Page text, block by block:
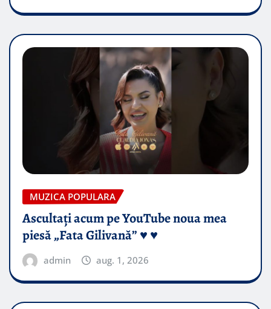
MUZICA POPULARA
Ascultați acum pe YouTube noua mea
piesă „Fata Gilivană” ♥️ ♥️
admin aug. 1, 2026